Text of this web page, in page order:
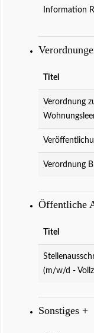
Information
Titel
Verordnung
Verordnung
Öffentliche
Titel
(m/w/d -
Sonstiges +